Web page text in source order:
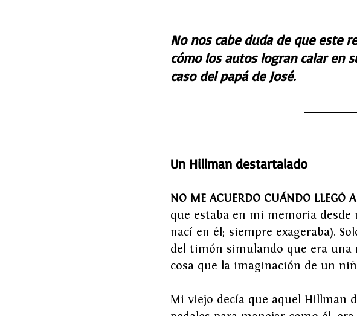
No nos cabe duda de que este
cómo los autos logran calar en
caso del papá de José.
Un Hillman destartalado
NO ME ACUERDO CUÁNDO LLEGÓ
que estaba en mi memoria
nací en él; siempre exageraba).
del timón simulando que era una
cosa que la imaginación de un
Mi viejo decía que aquel Hillman